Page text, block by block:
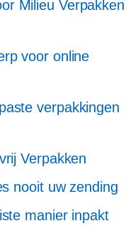
Milieu Verpakken
voor online
verpakkingen
Verpakken
nooit uw zending
manier inpakt